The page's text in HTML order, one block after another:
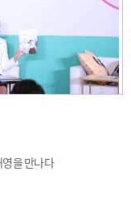
을 만나다